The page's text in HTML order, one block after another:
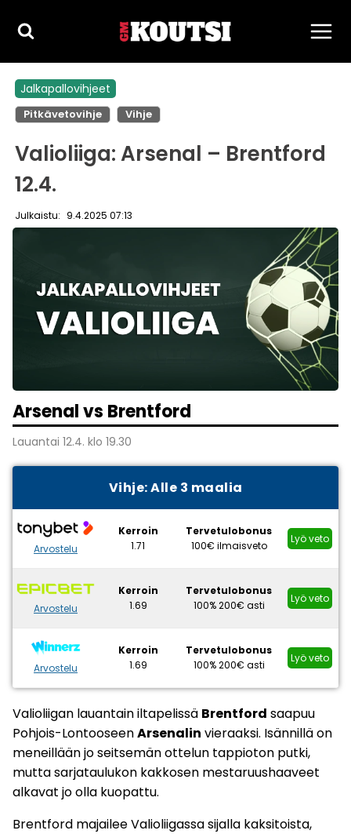
sisältöön
Jalkapallovihjeet
Pitkävetovihje Vihje
Valioliiga: Arsenal – Brentford
12.4.
Julkaistu: 9.4.2025 07:13
Arsenal vs Brentford
Lauantai 12.4. klo 19.30
Vihje: Alle 3 maalia
Arvostelu
Kerroin
1.71
Tervetulobonus
100€ ilmaisveto
Lyö veto
Arvostelu
Kerroin
1.69
Tervetulobonus
100% 200€ asti
Lyö veto
Arvostelu
Kerroin
1.69
Tervetulobonus
100% 200€ asti
Lyö veto
Valioliigan lauantain iltapelissä Brentford saapuu
Pohjois-LontooseenArsenalin vieraaksi. Isännillä on
meneillään jo seitsemän ottelun tappioton putki,
mutta sarjataulukon kakkosen mestaruushaaveet
alkavat jo olla kuopattu.
Brentford majailee Valioliigassa sijalla kaksitoista,